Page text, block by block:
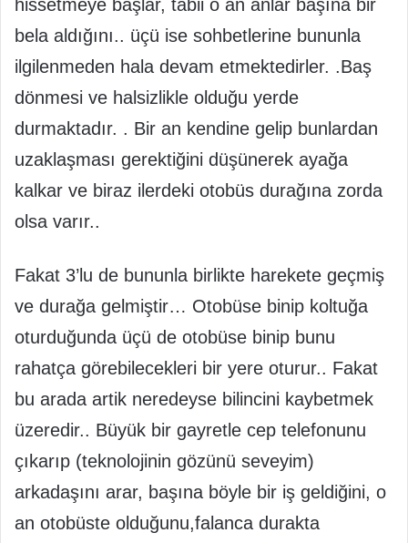
hissetmeye başlar, tabii o an anlar başına bir
bela aldığını.. üçü ise sohbetlerine bununla
ilgilenmeden hala devam etmektedirler. .Baş
dönmesi ve halsizlikle olduğu yerde
durmaktadır. . Bir an kendine gelip bunlardan
uzaklaşması gerektiğini düşünerek ayağa
kalkar ve biraz ilerdeki otobüs durağına zorda
olsa varır..
Fakat 3’lu de bununla birlikte harekete geçmiş
ve durağa gelmiştir… Otobüse binip koltuğa
oturduğunda üçü de otobüse binip bunu
rahatça görebilecekleri bir yere oturur.. Fakat
bu arada artik neredeyse bilincini kaybetmek
üzeredir.. Büyük bir gayretle cep telefonunu
çıkarıp (teknolojinin gözünü seveyim)
arkadaşını arar, başına böyle bir iş geldiğini, o
an otobüste olduğunu,falanca durakta